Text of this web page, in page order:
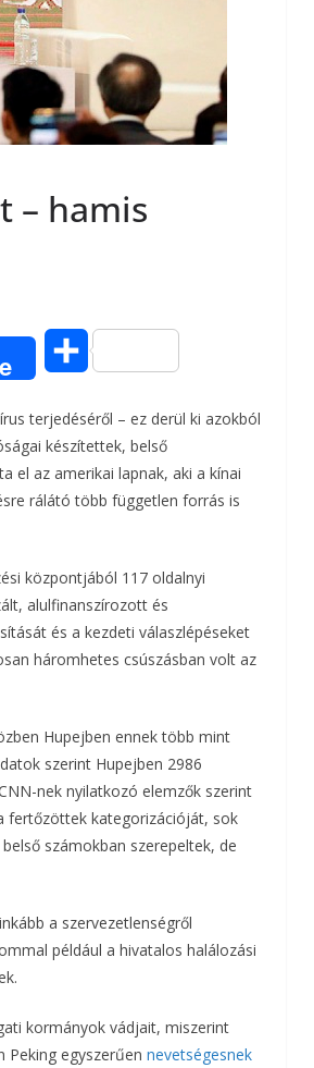
– hamis
O
s
z
m
e
g
terjedéséről – ez derül ki azokból
készítettek, belső
el az amerikai lapnak, aki a kínai
rálátó több független forrás is
központjából 117 oldalnyi
alulfinanszírozott és
és a kezdeti válaszlépéseket
háromhetes csúszásban volt az
Hupejben ennek több mint
szerint Hupejben 2986
nek nyilatkozó elemzők szerint
fertőzöttek kategorizációját, sok
számokban szerepeltek, de
a szervezetlenségről
például a hivatalos halálozási
kormányok vádjait, miszerint
Peking egyszerűen nevetségesnek